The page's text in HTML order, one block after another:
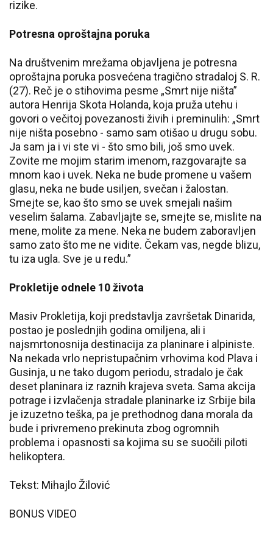
rizike.
Potresna oproštajna poruka
Na društvenim mrežama objavljena je potresna
oproštajna poruka posvećena tragično stradaloj S. R.
(27). Reč je o stihovima pesme „Smrt nije ništa”
autora Henrija Skota Holanda, koja pruža utehu i
govori o večitoj povezanosti živih i preminulih: „Smrt
nije ništa posebno - samo sam otišao u drugu sobu.
Ja sam ja i vi ste vi - što smo bili, još smo uvek.
Zovite me mojim starim imenom, razgovarajte sa
mnom kao i uvek. Neka ne bude promene u vašem
glasu, neka ne bude usiljen, svečan i žalostan.
Smejte se, kao što smo se uvek smejali našim
veselim šalama. Zabavljajte se, smejte se, mislite na
mene, molite za mene. Neka ne budem zaboravljen
samo zato što me ne vidite. Čekam vas, negde blizu,
tu iza ugla. Sve je u redu.”
Prokletije odnele 10 života
Masiv Prokletija, koji predstavlja završetak Dinarida,
postao je poslednjih godina omiljena, ali i
najsmrtonosnija destinacija za planinare i alpiniste.
Na nekada vrlo nepristupačnim vrhovima kod Plava i
Gusinja, u ne tako dugom periodu, stradalo je čak
deset planinara iz raznih krajeva sveta. Sama akcija
potrage i izvlačenja stradale planinarke iz Srbije bila
je izuzetno teška, pa je prethodnog dana morala da
bude i privremeno prekinuta zbog ogromnih
problema i opasnosti sa kojima su se suočili piloti
helikoptera.
Tekst: Mihajlo Žilović
BONUS VIDEO